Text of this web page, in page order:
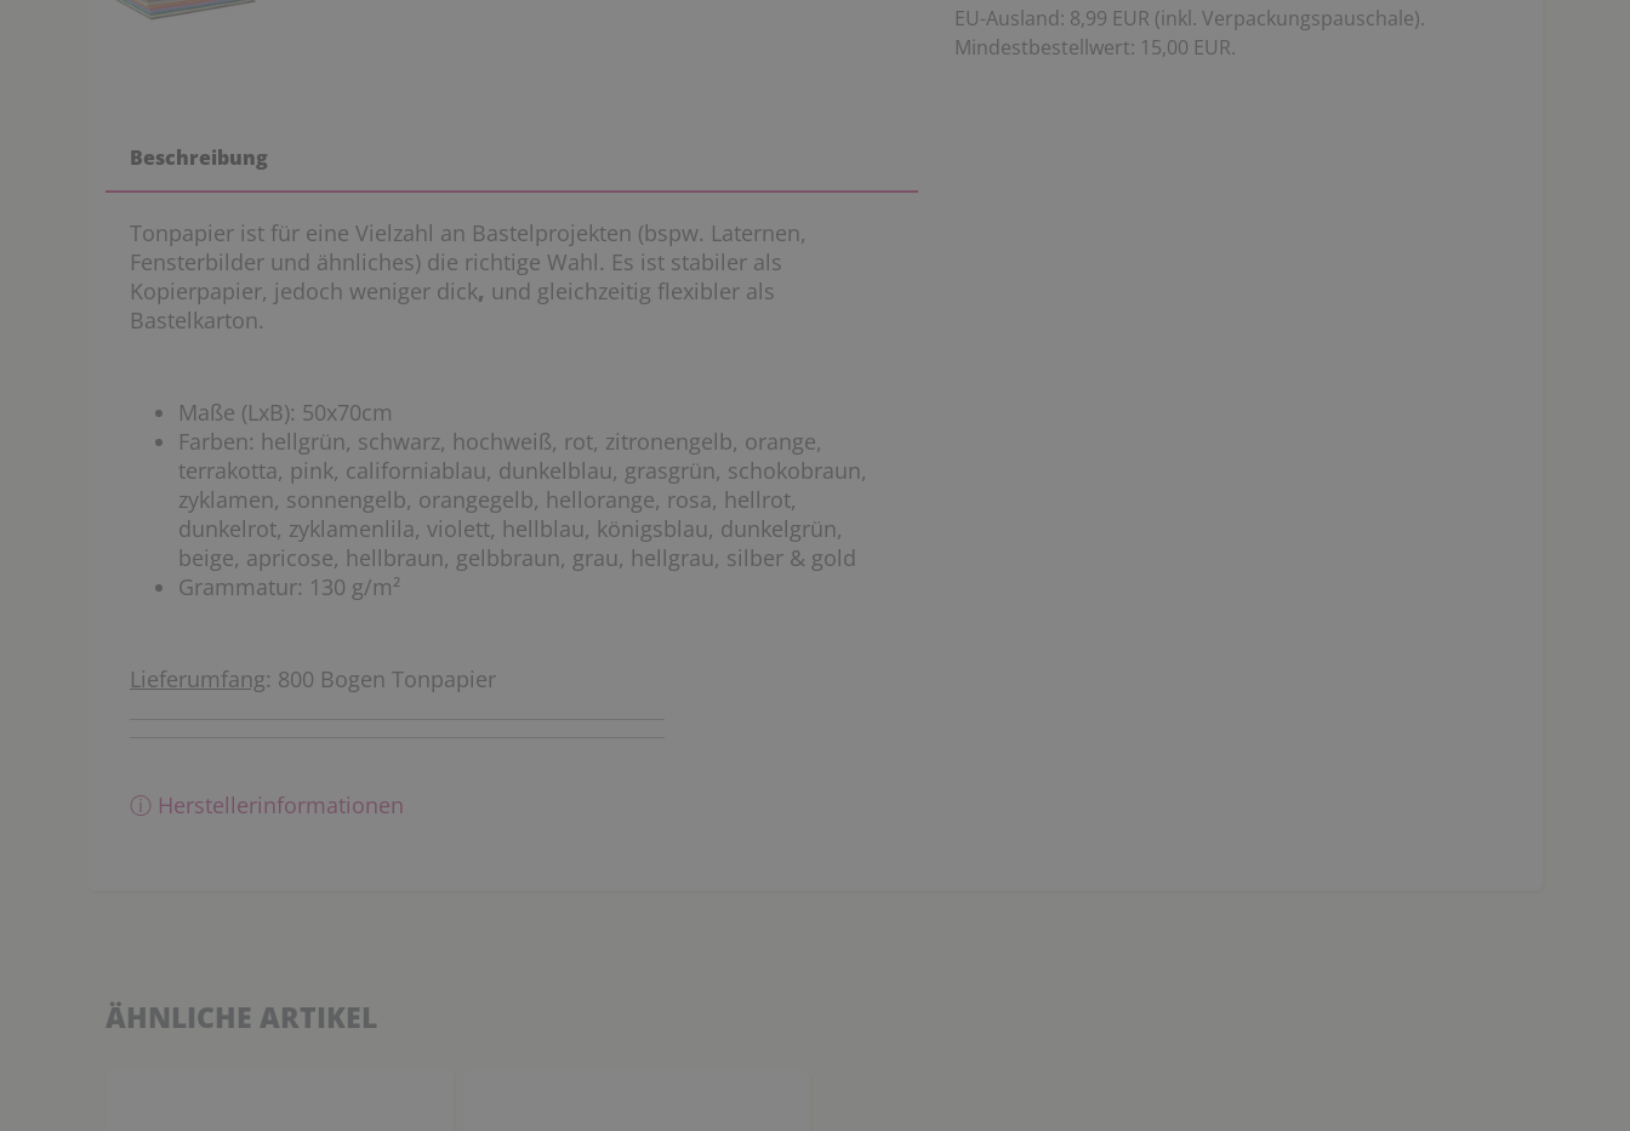
EU-Ausland: 8,99 EUR (inkl. Verpackungspauschale).
Mindestbestellwert: 15,00 EUR.
Beschreibung
Tonpapier ist für eine Vielzahl an Bastelprojekten (bspw. Laternen,
Fensterbilder und ähnliches) die richtige Wahl. Es ist stabiler als
Kopierpapier, jedoch weniger dick, und gleichzeitig flexibler als
Bastelkarton.
Maße (LxB): 50x70cm
Farben: hellgrün, schwarz, hochweiß, rot, zitronengelb, orange,
terrakotta, pink, californiablau, dunkelblau, grasgrün, schokobraun,
zyklamen, sonnengelb, orangegelb, hellorange, rosa, hellrot,
dunkelrot, zyklamenlila, violett, hellblau, königsblau, dunkelgrün,
beige, apricose, hellbraun, gelbbraun, grau, hellgrau, silber & gold
Grammatur: 130 g/m²
Lieferumfang: 800 Bogen Tonpapier
ⓘ Herstellerinformationen
ÄHNLICHE ARTIKEL